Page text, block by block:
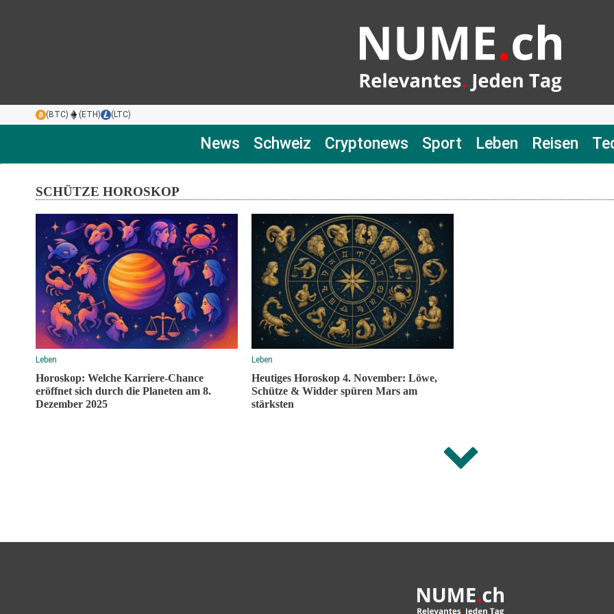
(BTC) (ETH) (LTC)
News Schweiz Cryptonews Sport Leben Reisen
SCHÜTZE HOROSKOP
Leben
Horoskop: Welche Karriere-Chance
eröffnet sich durch die Planeten am 8.
Dezember 2025
Leben
Heutiges Horoskop 4. November: Löwe,
Schütze & Widder spüren Mars am
stärksten